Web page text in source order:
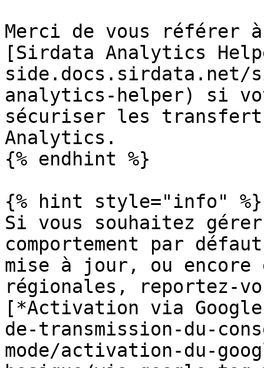
Merci de vous référer
[Sirdata Analytics
side.docs.sirdata.net/
analytics-helper) si
sécuriser les
Analytics.
{% endhint %}
{% hint style="info" %}
Si vous souhaitez
comportement par
mise à jour, ou
régionales, reportez-
[*Activation via
de-transmission-du-
mode/activation-du-